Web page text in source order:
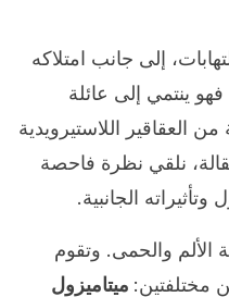
إلى جانب امتلاكه
فهو ينتمي إلى عائلة
العقاقير اللاستيرويدية
نلقي نظرة فاحصة
الجانبية.
الألم والحمى. وتقوم
مختلفتين: ميتاميزول